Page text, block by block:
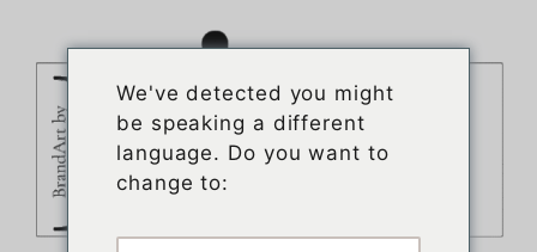
We've detected you might
be speaking a different
language. Do you want to
change to: